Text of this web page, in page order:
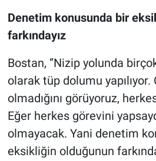
Denetim konusunda bir
farkındayız
Bostan, ‘’Nizip yolunda
olarak tüp dolumu
olmadığını görüyoruz,
Eğer herkes görevini
olmayacak. Yani denetim
eksikliğin olduğunun